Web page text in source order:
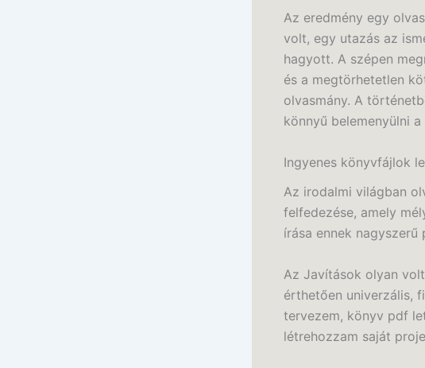
Az eredmény egy
volt, egy utazás az
hagyott. A szépen
és a megtörhetetlen
olvasmány. A
könnyű belemenyülni
Ingyenes könyvfájlok
Az irodalmi világban
felfedezése, amely
írása ennek nagyszerű
Az Javítások olyan
érthetően univerzális,
tervezem, könyv pdf
létrehozzam saját